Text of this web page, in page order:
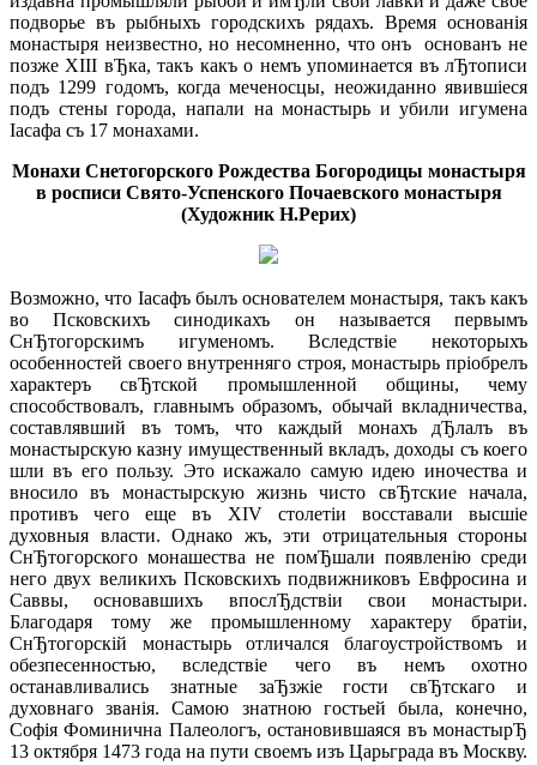
подворье въ рыбныхъ городскихъ рядахъ. Время основанiя
монастыря неизвестно, но несомненно, что онъ основанъ не
позже XIII вЂка, такъ какъ о немъ упоминается въ лЂтописи
подъ 1299 годомъ, когда меченосцы, неожиданно явившiеся
подъ стены города, напали на монастырь и убили игумена
Iасафа съ 17 монахами.
Монахи Снетогорского Рождества Богородицы монастыря
в росписи Свято-Успенского Почаевского монастыря
(Художник Н.Рерих)
Возможно, что Iасафъ былъ основателем монастыря, такъ какъ
во Псковскихъ синодикахъ он называется первымъ
СнЂтогорскимъ игуменомъ. Вследствiе некоторыхъ
особенностей своего внутренняго строя, монастырь прiобрелъ
характеръ свЂтской промышленной общины, чему
способствовалъ, главнымъ образомъ, обычай вкладничества,
составлявший въ томъ, что каждый монахъ дЂлалъ въ
монастырскую казну имущественный вкладъ, доходы съ коего
шли въ его пользу. Это искажало самую идею иночества и
вносило въ монастырскую жизнь чисто свЂтские начала,
противъ чего еще въ XIV столетiи восставали высшiе
духовныя власти. Однако жъ, эти отрицательныя стороны
СнЂтогорского монашества не помЂшали появленiю среди
него двух великихъ Псковскихъ подвижниковъ Евфросина и
Саввы, основавшихъ впослЂдствiи свои монастыри.
Благодаря тому же промышленному характеру братiи,
СнЂтогорскiй монастырь отличался благоустройствомъ и
обезпесенностью, вследствiе чего въ немъ охотно
останавливались знатные заЂзжiе гости cвЂтскаго и
духовнаго званiя. Самою знатною гостьей была, конечно,
Софiя Фоминична Палеологъ, остановившаяся въ монастырЂ
13 октября 1473 года на пути своемъ изъ Царьграда въ Москву.